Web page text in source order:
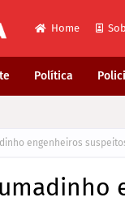
Home
Política
engenheiros